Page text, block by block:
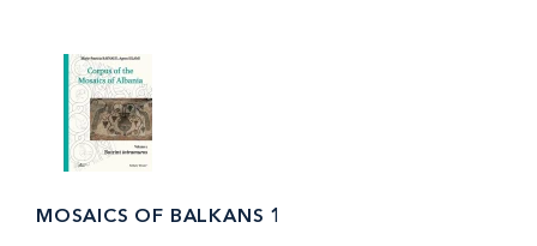
MOSAICS OF BALKANS 1